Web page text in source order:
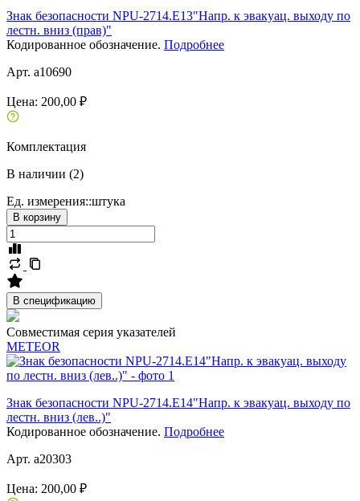
Знак безопасности NPU-2714.E13"Напр. к эвакуац. выходу по
лестн. вниз (прав)"
Кодированное обозначение. Подробнее
Арт. a10690
Цена: 200,00 ₽
Комплектация
В наличии (2)
Ед. измерения::штука
В корзину
В спецификацию
Совместимая серия указателей
METEOR
Знак безопасности NPU-2714.E14"Напр. к эвакуац. выходу по
лестн. вниз (лев..)"
Кодированное обозначение. Подробнее
Арт. a20303
Цена: 200,00 ₽